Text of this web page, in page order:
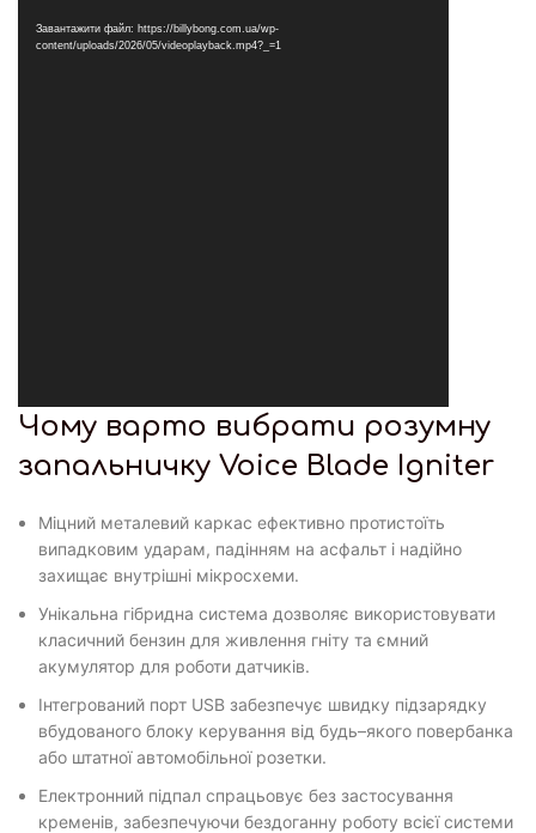
Завантажити файл: https://billybong.com.ua/wp-
content/uploads/2026/05/videoplayback.mp4?_=1
Чому варто вибрати розумну
запальничку Voice Blade Igniter
Міцний металевий каркас ефективно протистоїть
випадковим ударам, падінням на асфальт і надійно
захищає внутрішні мікросхеми.
Унікальна гібридна система дозволяє використовувати
класичний бензин для живлення гніту та ємний
акумулятор для роботи датчиків.
Інтегрований порт USB забезпечує швидку підзарядку
вбудованого блоку керування від будь–якого повербанка
або штатної автомобільної розетки.
Електронний підпал спрацьовує без застосування
кременів, забезпечуючи бездоганну роботу всієї системи